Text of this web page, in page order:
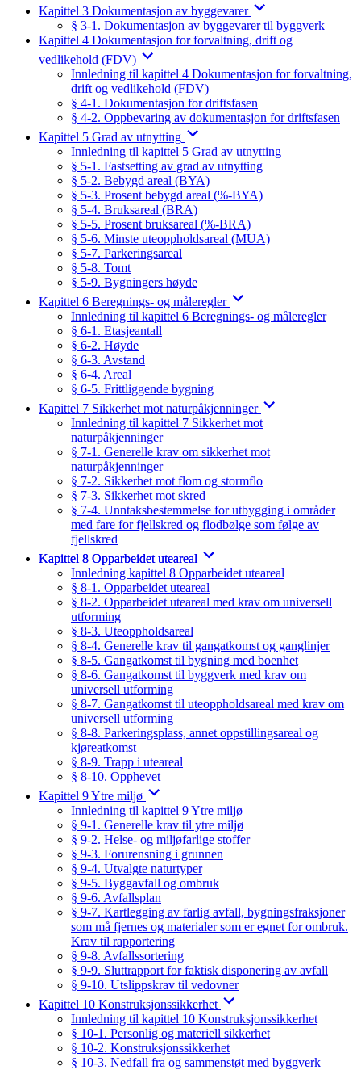
Kapittel 3 Dokumentasjon av byggevarer
§ 3-1. Dokumentasjon av byggevarer til byggverk
Kapittel 4 Dokumentasjon for forvaltning, drift og
vedlikehold (FDV)
Innledning til kapittel 4 Dokumentasjon for forvaltning,
drift og vedlikehold (FDV)
§ 4-1. Dokumentasjon for driftsfasen
§ 4-2. Oppbevaring av dokumentasjon for driftsfasen
Kapittel 5 Grad av utnytting
Innledning til kapittel 5 Grad av utnytting
§ 5-1. Fastsetting av grad av utnytting
§ 5-2. Bebygd areal (BYA)
§ 5-3. Prosent bebygd areal (%-BYA)
§ 5-4. Bruksareal (BRA)
§ 5-5. Prosent bruksareal (%-BRA)
§ 5-6. Minste uteoppholdsareal (MUA)
§ 5-7. Parkeringsareal
§ 5-8. Tomt
§ 5-9. Bygningers høyde
Kapittel 6 Beregnings- og måleregler
Innledning til kapittel 6 Beregnings- og måleregler
§ 6-1. Etasjeantall
§ 6-2. Høyde
§ 6-3. Avstand
§ 6-4. Areal
§ 6-5. Frittliggende bygning
Kapittel 7 Sikkerhet mot naturpåkjenninger
Innledning til kapittel 7 Sikkerhet mot
naturpåkjenninger
§ 7-1. Generelle krav om sikkerhet mot
naturpåkjenninger
§ 7-2. Sikkerhet mot flom og stormflo
§ 7-3. Sikkerhet mot skred
§ 7-4. Unntaksbestemmelse for utbygging i områder
med fare for fjellskred og flodbølge som følge av
fjellskred
Kapittel 8 Opparbeidet uteareal
Innledning kapittel 8 Opparbeidet uteareal
§ 8-1. Opparbeidet uteareal
§ 8-2. Opparbeidet uteareal med krav om universell
utforming
§ 8-3. Uteoppholdsareal
§ 8-4. Generelle krav til gangatkomst og ganglinjer
§ 8-5. Gangatkomst til bygning med boenhet
§ 8-6. Gangatkomst til byggverk med krav om
universell utforming
§ 8-7. Gangatkomst til uteoppholdsareal med krav om
universell utforming
§ 8-8. Parkeringsplass, annet oppstillingsareal og
kjøreatkomst
§ 8-9. Trapp i uteareal
§ 8-10. Opphevet
Kapittel 9 Ytre miljø
Innledning til kapittel 9 Ytre miljø
§ 9-1. Generelle krav til ytre miljø
§ 9-2. Helse- og miljøfarlige stoffer
§ 9-3. Forurensning i grunnen
§ 9-4. Utvalgte naturtyper
§ 9-5. Byggavfall og ombruk
§ 9-6. Avfallsplan
§ 9-7. Kartlegging av farlig avfall, bygningsfraksjoner
som må fjernes og materialer som er egnet for ombruk.
Krav til rapportering
§ 9-8. Avfallssortering
§ 9-9. Sluttrapport for faktisk disponering av avfall
§ 9-10. Utslippskrav til vedovner
Kapittel 10 Konstruksjonssikkerhet
Innledning til kapittel 10 Konstruksjonssikkerhet
§ 10-1. Personlig og materiell sikkerhet
§ 10-2. Konstruksjonssikkerhet
§ 10-3. Nedfall fra og sammenstøt med byggverk